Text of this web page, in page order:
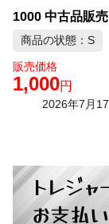
1000 中古品販売
商品の状態：S
販売価格
1,000円
2026年7月
トレジャ
お支払